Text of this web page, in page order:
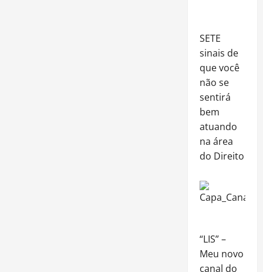
SETE
sinais de
que você
não se
sentirá
bem
atuando
na área
do Direito
“LIS” –
Meu novo
canal do